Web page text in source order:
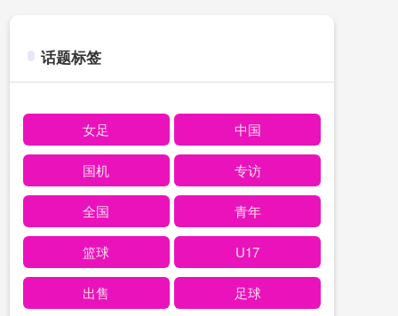
话题标签
女足 中国
国机 专访
全国 青年
篮球 U17
出售 足球